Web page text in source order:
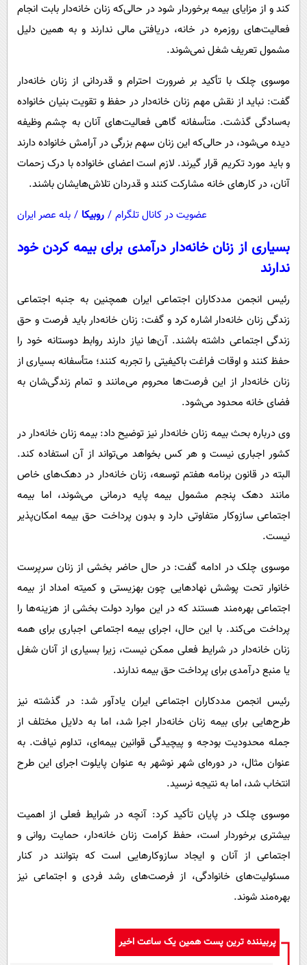
کند و از مزایای بیمه برخوردار شود در حالی‌که زنان خانه‌دار بابت انجام
فعالیت‌های روزمره در خانه، دریافتی مالی ندارند و به همین دلیل
مشمول تعریف شغل نمی‌شوند.
موسوی چلک با تأکید بر ضرورت احترام و قدردانی از زنان خانه‌دار
گفت: نباید از نقش مهم زنان خانه‌دار در حفظ و تقویت بنیان خانواده
به‌سادگی گذشت. متأسفانه گاهی فعالیت‌های آنان به چشم وظیفه
دیده می‌شود، در حالی‌که این زنان سهم بزرگی در آرامش خانواده دارند
و باید مورد تکریم قرار گیرند. لازم است اعضای خانواده با درک زحمات
آنان، در کارهای خانه مشارکت کنند و قدردان تلاش‌هایشان باشند.
عضویت در کانال تلگرام / روبیکا / بله عصر ایران
بسیاری از زنان خانه‌دار درآمدی برای بیمه کردن خود
ندارند
رئیس انجمن مددکاران اجتماعی ایران همچنین به جنبه اجتماعی
زندگی زنان خانه‌دار اشاره کرد و گفت: زنان خانه‌دار باید فرصت و حق
زندگی اجتماعی داشته باشند. آن‌ها نیاز دارند روابط دوستانه خود را
حفظ کنند و اوقات فراغت باکیفیتی را تجربه کنند؛ متأسفانه بسیاری از
زنان خانه‌دار از این فرصت‌ها محروم می‌مانند و تمام زندگی‌شان به
فضای خانه محدود می‌شود.
وی درباره بحث بیمه زنان خانه‌دار نیز توضیح داد: بیمه زنان خانه‌دار در
کشور اجباری نیست و هر کس بخواهد می‌تواند از آن استفاده کند.
البته در قانون برنامه هفتم توسعه، زنان خانه‌دار در دهک‌های خاص
مانند دهک پنجم مشمول بیمه پایه درمانی می‌شوند، اما بیمه
اجتماعی سازوکار متفاوتی دارد و بدون پرداخت حق بیمه امکان‌پذیر
نیست.
موسوی چلک در ادامه گفت: در حال حاضر بخشی از زنان سرپرست
خانوار تحت پوشش نهادهایی چون بهزیستی و کمیته امداد از بیمه
اجتماعی بهره‌مند هستند که در این موارد دولت بخشی از هزینه‌ها را
پرداخت می‌کند. با این حال، اجرای بیمه اجتماعی اجباری برای همه
زنان خانه‌دار در شرایط فعلی ممکن نیست، زیرا بسیاری از آنان شغل
یا منبع درآمدی برای پرداخت حق بیمه ندارند.
رئیس انجمن مددکاران اجتماعی ایران یادآور شد: در گذشته نیز
طرح‌هایی برای بیمه زنان خانه‌دار اجرا شد، اما به دلایل مختلف از
جمله محدودیت بودجه و پیچیدگی قوانین بیمه‌ای، تداوم نیافت. به
عنوان مثال، در دوره‌ای شهر نوشهر به عنوان پایلوت اجرای این طرح
انتخاب شد، اما به نتیجه نرسید.
موسوی چلک در پایان تأکید کرد: آنچه در شرایط فعلی از اهمیت
بیشتری برخوردار است، حفظ کرامت زنان خانه‌دار، حمایت روانی و
اجتماعی از آنان و ایجاد سازوکارهایی است که بتوانند در کنار
مسئولیت‌های خانوادگی، از فرصت‌های رشد فردی و اجتماعی نیز
بهره‌مند شوند.
پربیننده ترین پست همین یک ساعت اخیر